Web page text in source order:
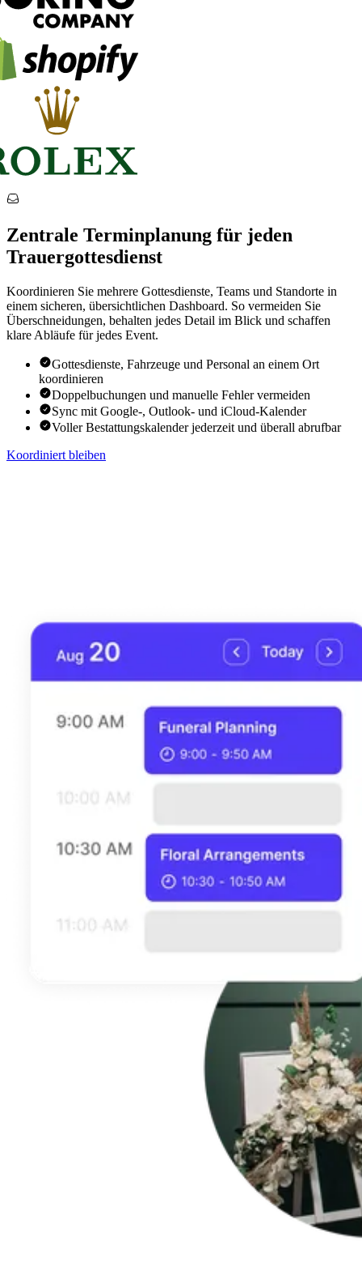
Zentrale Terminplanung für jeden
Trauergottesdienst
Koordinieren Sie mehrere Gottesdienste, Teams und Standorte in
einem sicheren, übersichtlichen Dashboard. So vermeiden Sie
Überschneidungen, behalten jedes Detail im Blick und schaffen
klare Abläufe für jedes Event.
Gottesdienste, Fahrzeuge und Personal an einem Ort
koordinieren
Doppelbuchungen und manuelle Fehler vermeiden
Sync mit Google-, Outlook- und iCloud-Kalender
Voller Bestattungskalender jederzeit und überall abrufbar
Koordiniert bleiben